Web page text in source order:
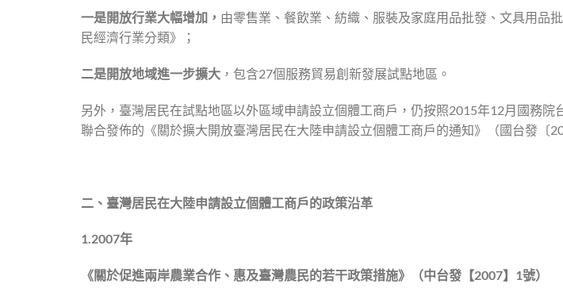
一是開放行業大幅增加， 由零售業、餐飲業、紡織、服裝及家庭用品批發、文具用品
民經濟行業分類》；
二是開放地域進一步擴大 ，包含27個服務貿易創新發展試點地區。
另外，臺灣居民在試點地區以外區域申請設立個體工商戶，仍按照2015年12月國務院
聯合發佈的《關於擴大開放臺灣居民在大陸申請設立個體工商戶的通知》（國台發〔
二、臺灣居民在大陸申請設立個體工商戶的政策沿革
1.2007年
《關於促進兩岸農業合作、惠及臺灣農民的若干政策措施》（中台發【2007】 1號）